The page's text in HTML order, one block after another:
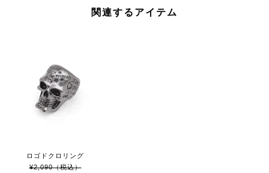
関連するアイテム
ロゴドクロリング
¥2,090（税込）